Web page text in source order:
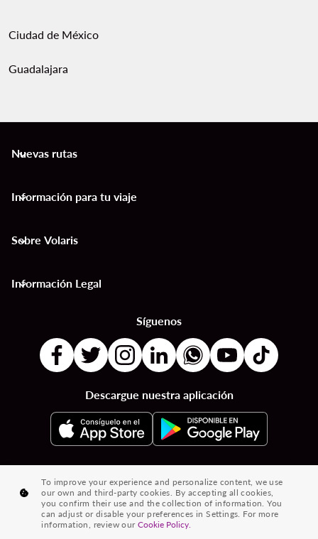
Ciudad de México
Guadalajara
Nuevas rutas
keyboard_arrow_down
Información para tu viaje
keyboard_arrow_down
Sobre Volaris
keyboard_arrow_down
Información Legal
keyboard_arrow_down
Síguenos
Descargue nuestra aplicación
Destinos por Países | Destinos por Ciudades | Vuelos desde País a País
Vuelos de Ciudad a Ciudad | Vuelos de Países a Ciudades |
Vuelos desde Ciudades | Vuelos desde Países
To improve your experience and personalize content, we use
our own and third-party cookies. By accepting all cookies,
you confirm their use and the collection of information. You
can adjust or disable your preferences in Settings. For more
information, review ourCookie Policy.